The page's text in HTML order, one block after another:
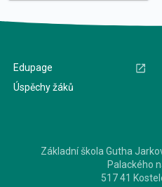
Edupage
Úspěchy žáků
Základní škola Gutha
Palackého
517 41